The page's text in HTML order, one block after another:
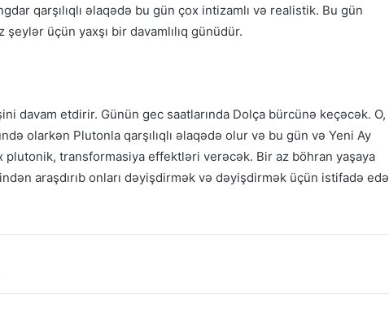
qarşılıqlı əlaqədə bu gün çox intizamlı və realistik. Bu gün
üçün yaxşı bir davamlılıq günüdür.
davam etdirir. Günün gec saatlarında Dolça bürcünə keçəcək. O,
olarkən Plutonla qarşılıqlı əlaqədə olur və bu gün və Yeni Ay
transformasiya effektləri verəcək. Bir az böhran yaşaya
araşdırıb onları dəyişdirmək və dəyişdirmək üçün istifadə edə